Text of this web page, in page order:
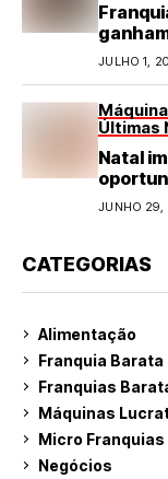
JULHO 1,
Últimas
Natal
do
JUNHO 29,
CATEGORIAS
Alimentação
Franquia Barata
Franquias
Máquinas
Micro Franquias
Negócios